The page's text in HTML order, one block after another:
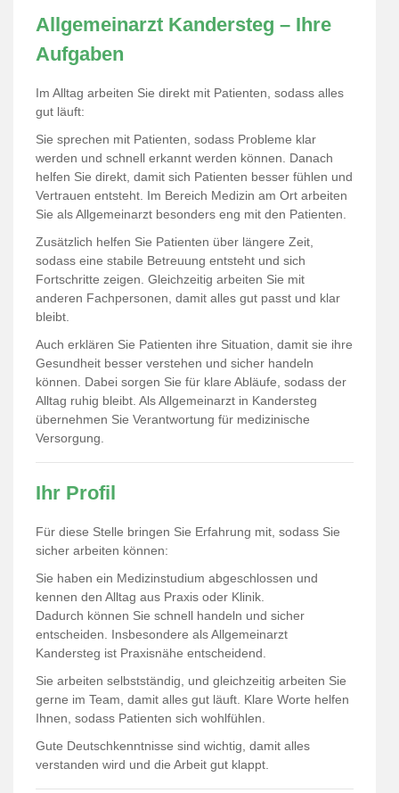
Allgemeinarzt Kandersteg – Ihre
Aufgaben
Im Alltag arbeiten Sie direkt mit Patienten, sodass alles
gut läuft:
Sie sprechen mit Patienten, sodass Probleme klar
werden und schnell erkannt werden können. Danach
helfen Sie direkt, damit sich Patienten besser fühlen und
Vertrauen entsteht. Im Bereich Medizin am Ort arbeiten
Sie als Allgemeinarzt besonders eng mit den Patienten.
Zusätzlich helfen Sie Patienten über längere Zeit,
sodass eine stabile Betreuung entsteht und sich
Fortschritte zeigen. Gleichzeitig arbeiten Sie mit
anderen Fachpersonen, damit alles gut passt und klar
bleibt.
Auch erklären Sie Patienten ihre Situation, damit sie ihre
Gesundheit besser verstehen und sicher handeln
können. Dabei sorgen Sie für klare Abläufe, sodass der
Alltag ruhig bleibt. Als Allgemeinarzt in Kandersteg
übernehmen Sie Verantwortung für medizinische
Versorgung.
Ihr Profil
Für diese Stelle bringen Sie Erfahrung mit, sodass Sie
sicher arbeiten können:
Sie haben ein Medizinstudium abgeschlossen und
kennen den Alltag aus Praxis oder Klinik.
Dadurch können Sie schnell handeln und sicher
entscheiden. Insbesondere als Allgemeinarzt
Kandersteg ist Praxisnähe entscheidend.
Sie arbeiten selbstständig, und gleichzeitig arbeiten Sie
gerne im Team, damit alles gut läuft. Klare Worte helfen
Ihnen, sodass Patienten sich wohlfühlen.
Gute Deutschkenntnisse sind wichtig, damit alles
verstanden wird und die Arbeit gut klappt.